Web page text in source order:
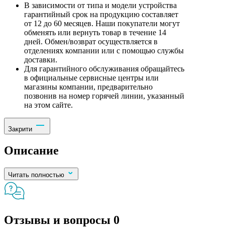
В зависимости от типа и модели устройства
гарантийный срок на продукцию составляет
от 12 до 60 месяцев. Наши покупатели могут
обменять или вернуть товар в течение 14
дней. Обмен/возврат осуществляется в
отделениях компании или с помощью службы
доставки.
Для гарантийного обслуживания обращайтесь
в официальные сервисные центры или
магазины компании, предварительно
позвонив на номер горячей линии, указанный
на этом сайте.
Закрити
Описание
Читать полностью
Отзывы и вопросы 0